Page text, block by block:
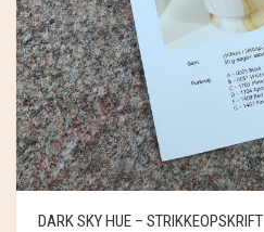
DARK SKY HUE – STRIKKEOPSKRIFT